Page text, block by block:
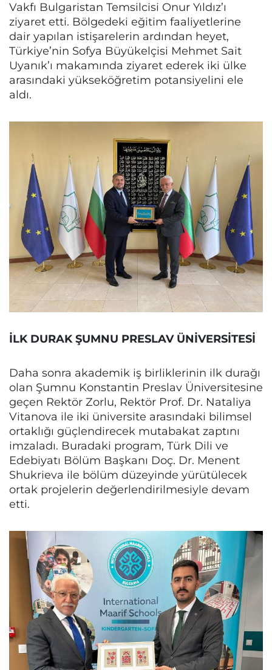
Vakfı Bulgaristan Temsilcisi Onur Yıldız’ı
ziyaret etti. Bölgedeki eğitim faaliyetlerine
dair yapılan istişarelerin ardından heyet,
Türkiye’nin Sofya Büyükelçisi Mehmet Sait
Uyanık’ı makamında ziyaret ederek iki ülke
arasındaki yükseköğretim potansiyelini ele
aldı.
İLK DURAK ŞUMNU PRESLAV ÜNİVERSİTESİ
Daha sonra akademik iş birliklerinin ilk durağı
olan Şumnu Konstantin Preslav Üniversitesine
geçen Rektör Zorlu, Rektör Prof. Dr. Nataliya
Vitanova ile iki üniversite arasındaki bilimsel
ortaklığı güçlendirecek mutabakat zaptını
imzaladı. Buradaki program, Türk Dili ve
Edebiyatı Bölüm Başkanı Doç. Dr. Menent
Shukrieva ile bölüm düzeyinde yürütülecek
ortak projelerin değerlendirilmesiyle devam
etti.